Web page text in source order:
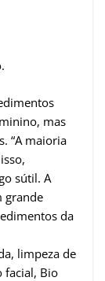
mas
“A maioria
sútil. A
grande
da
limpeza de
facial, Bio